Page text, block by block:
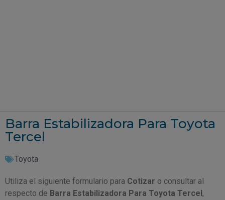
Barra Estabilizadora Para Toyota
Tercel
Toyota
Utiliza el siguiente formulario para Cotizar o consultar al
respecto de Barra Estabilizadora Para Toyota Tercel ,